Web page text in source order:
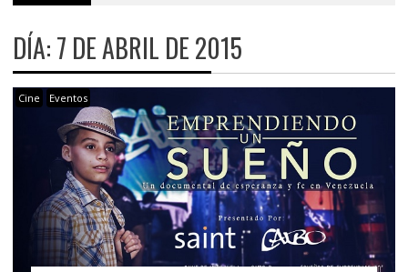
DÍA:7 DE ABRIL DE 2015
Cine Eventos